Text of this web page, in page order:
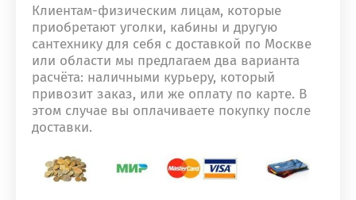
Клиентам-физическим лицам, которые
приобретают уголки, кабины и другую
сантехнику для себя с доставкой по Москве
или области мы предлагаем два варианта
расчёта: наличными курьеру, который
привозит заказ, или же оплату по карте. В
этом случае вы оплачиваете покупку после
доставки.